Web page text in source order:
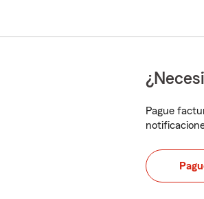
Pague